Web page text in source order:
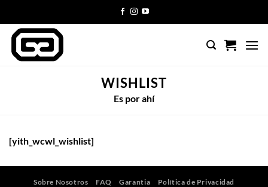
al
contenido
WISHLIST
Es por ahí
[yith_wcwl_wishlist]
Sobre Nosotros FAQ Garantia Política de Privacidad